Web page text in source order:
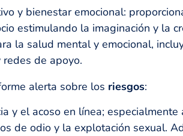
y bienestar emocional:
estimulando la imaginación y la
la salud mental y emocional,
redes de apoyo.
alerta sobre los riesgos:
y el acoso en línea; especialmente
de odio y la explotación sexual.